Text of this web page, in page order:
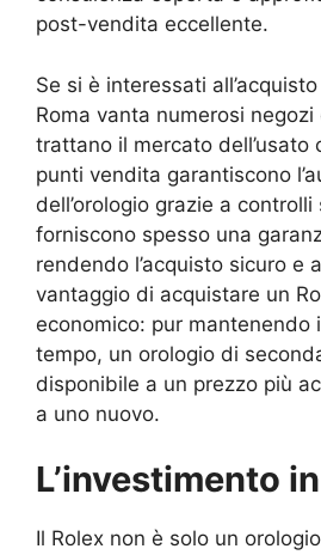
post-vendita eccellente.
Se si è interessati
Roma vanta numerosi
trattano il mercato dell’usato
punti vendita garantiscono
dell’orologio grazie a controlli
forniscono spesso una
rendendo l’acquisto sicuro e
vantaggio di acquistare un
economico: pur mantenendo
tempo, un orologio di
disponibile a un prezzo più
a uno nuovo.
L’investimento
Il Rolex non è solo un